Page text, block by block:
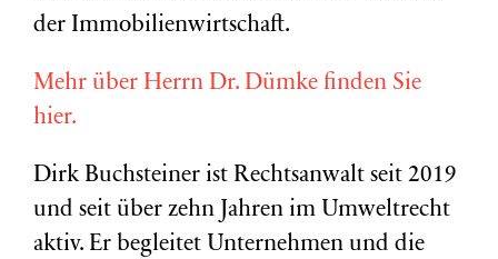
der Immobilienwirtschaft.
Mehr über Herrn Dr. Dümke finden Sie
hier.
Dirk Buchsteiner ist Rechtsanwalt seit 2019
und seit über zehn Jahren im Umweltrecht
aktiv. Er begleitet Unternehmen und die